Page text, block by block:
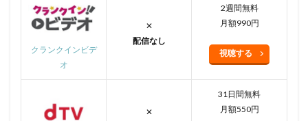
クランクインビデ
オ
✕
配信なし
2週間無料
月額990円
視聴する
✕
31日間無料
月額550円